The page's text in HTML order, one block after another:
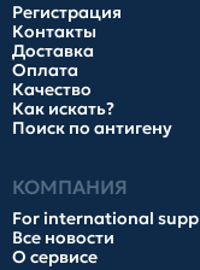
Регистрация
Контакты
Доставка
Оплата
Качество
Как искать?
Поиск по антигену
КОМПАНИЯ
For international
Все новости
О сервисе